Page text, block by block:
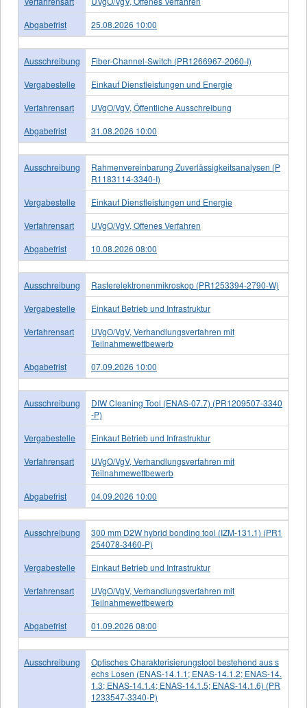
Abgabefrist
25.08.2026 10:00
Ausschreibung
Fiber-Channel-Switch (PR1266967-2060-I)
Vergabestelle
Einkauf Dienstleistungen und Energie
Verfahrensart
UVgO/VgV, Öffentliche Ausschreibung
Abgabefrist
31.08.2026 10:00
Ausschreibung
Rahmenvereinbarung Zuverlässigkeitsanalysen (P
R1183114-3340-I)
Vergabestelle
Einkauf Dienstleistungen und Energie
Verfahrensart
UVgO/VgV, Offenes Verfahren
Abgabefrist
10.08.2026 08:00
Ausschreibung
Rasterelektronenmikroskop (PR1253394-2790-W)
Vergabestelle
Einkauf Betrieb und Infrastruktur
Verfahrensart
UVgO/VgV, Verhandlungsverfahren mit
Teilnahmewettbewerb
Abgabefrist
07.09.2026 10:00
Ausschreibung
DIW Cleaning Tool (ENAS-07.7) (PR1209507-3340
-P)
Vergabestelle
Einkauf Betrieb und Infrastruktur
Verfahrensart
UVgO/VgV, Verhandlungsverfahren mit
Teilnahmewettbewerb
Abgabefrist
04.09.2026 10:00
Ausschreibung
300 mm D2W hybrid bonding tool (IZM-131.1) (PR1
254078-3460-P)
Vergabestelle
Einkauf Betrieb und Infrastruktur
Verfahrensart
UVgO/VgV, Verhandlungsverfahren mit
Teilnahmewettbewerb
Abgabefrist
01.09.2026 08:00
Ausschreibung
Optisches Charakterisierungstool bestehend aus s
echs Losen (ENAS-14.1.1; ENAS-14.1.2; ENAS-14.
1.3; ENAS-14.1.4; ENAS-14.1.5; ENAS-14.1.6) (PR
1233547-3340-P)